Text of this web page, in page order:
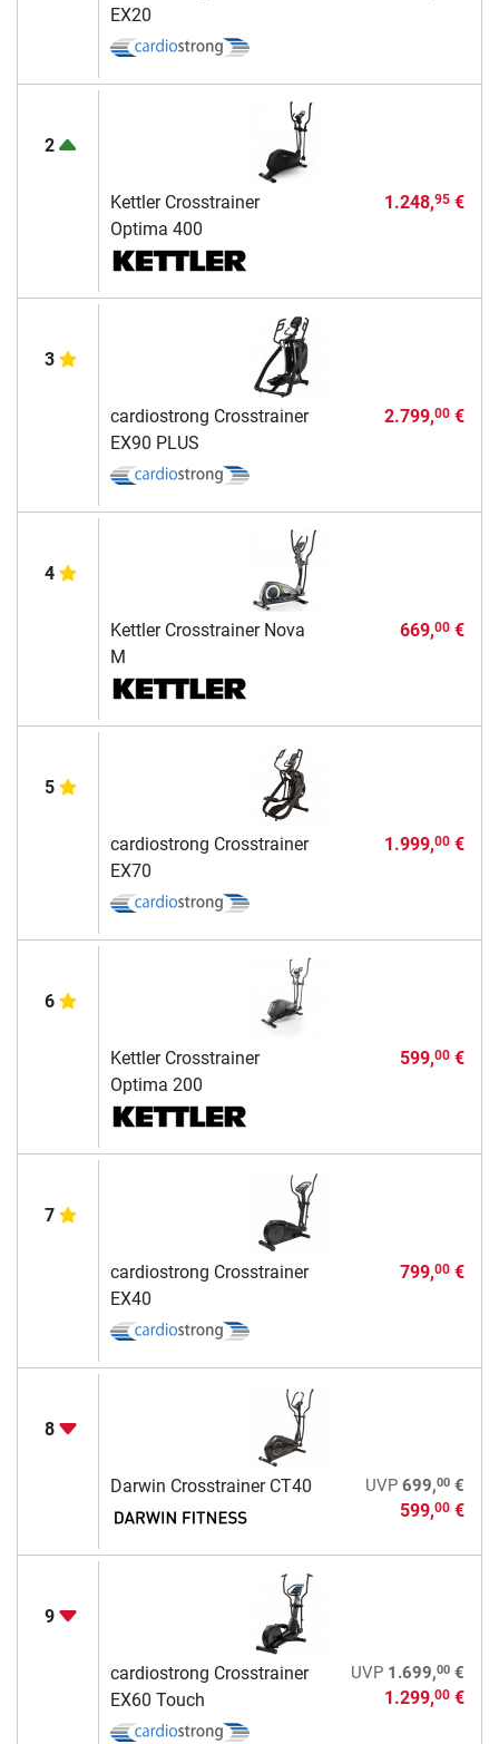
EX20
2
Kettler Crosstrainer
Optima 400
1.248,95€
3
cardiostrong Crosstrainer
EX90 PLUS
2.799,00€
4
Kettler Crosstrainer Nova
M
669,00€
5
cardiostrong Crosstrainer
EX70
1.999,00€
6
Kettler Crosstrainer
Optima 200
599,00€
7
cardiostrong Crosstrainer
EX40
799,00€
8
Darwin Crosstrainer CT40 UVP 699,00€
599,00€
9
cardiostrong Crosstrainer
EX60 Touch
UVP 1.699,00€
1.299,00€